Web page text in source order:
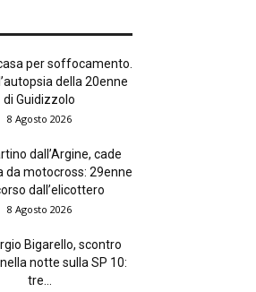
per soffocamento.
della 20enne
di Guidizzolo
8 Agosto 2026
dall’Argine, cade
da motocross: 29enne
dall’elicottero
8 Agosto 2026
Bigarello, scontro
notte sulla SP 10:
tre...